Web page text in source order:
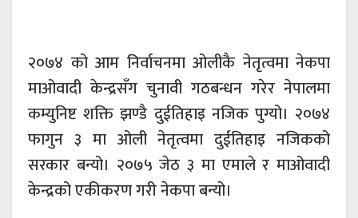
२०७४ को आम निर्वाचनमा ओलीकै नेतृत्वमा नेकपा
माओवादी केन्द्रसँग चुनावी गठबन्धन गरेर नेपालमा
कम्युनिष्ट शक्ति झण्डै दुईतिहाइ नजिक पुग्यो। २०७४
फागुन ३ मा ओली नेतृत्वमा दुईतिहाइ नजिकको
सरकार बन्यो। २०७५ जेठ ३ मा एमाले र माओवादी
केन्द्रको एकीकरण गरी नेकपा बन्यो।